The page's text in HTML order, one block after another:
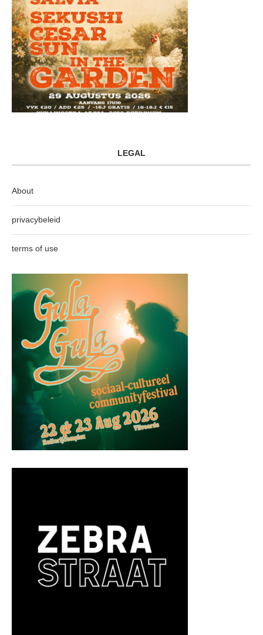
LEGAL
About
privacybeleid
terms of use